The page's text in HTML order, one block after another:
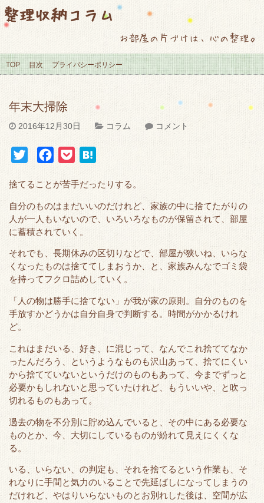
整理収納コラム
お部屋の片づけは、心の整理。
TOP 目次 プライバシーポリシー
年末大掃除
2016年12月30日 コラム コメント
i
t
t
e
r
c
e
b
o
o
k
c
k
e
t
t
e
n
捨てることが苦手だったりする。
自分のものはまだいいのだけれど、家族の中に捨てたがりの
人が一人もいないので、いろいろなものが保留されて、部屋
に蓄積されていく。
それでも、長期休みの区切りなどで、部屋が狭いね、いらな
くなったものは捨ててしまおうか、と、家族みんなでゴミ袋
を持ってフクロ詰めしていく。
「人の物は勝手に捨てない」が我が家の原則。自分のものを
手放すかどうかは自分自身で判断する。時間がかかるけれ
ど。
これはまだいる、好き、に混じって、なんでこれ捨ててなか
ったんだろう、というようなものも沢山あって、捨てにくい
から捨てていないというだけのものもあって、今までずっと
必要かもしれないと思っていたけれど、もういいや、と吹っ
切れるものもあって。
過去の物を不分別に貯め込んでいると、その中にある必要な
ものとか、今、大切にしているものが紛れて見えにくくな
る。
いる、いらない、の判定も、それを捨てるという作業も、そ
れなりに手間と気力のいることで先延ばしになってしまうの
だけれど、やはりいらないものとお別れした後は、空間が広